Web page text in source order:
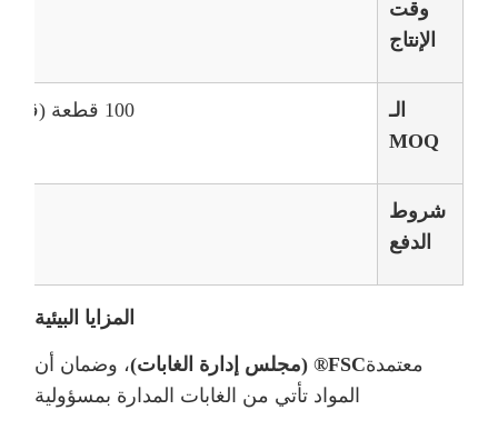
وقت
الإنتاج
الـ
MOQ
100 قطعة (قدرة شهرية: 600000 قطعة)
شروط
الدفع
المزايا البيئية
معتمدةFSC® (مجلس إدارة الغابات)
، وضمان أن
المواد تأتي من الغابات المدارة بمسؤولية